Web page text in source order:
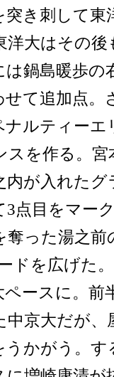
き刺して東
洋大はその
は鍋島暖歩の
て追加点。
ナルティー
スを作る。宮
内が入れた
点目をマー
奪った湯之前
ドを広げた
ースに。前
中京大だが、
うかがう。す